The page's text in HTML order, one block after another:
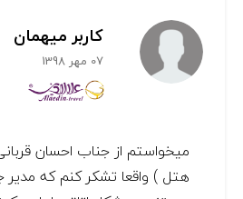
کاربر میهمان
07 مهر 1398
میخواستم از جناب احسان
هتل ) واقعا تشکر کنم که مدیر